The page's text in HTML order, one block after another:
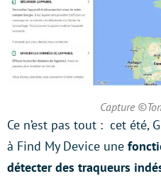
Capture
Ce n’est pas tout : cet été,
à Find My Device une
détecter des traqueurs